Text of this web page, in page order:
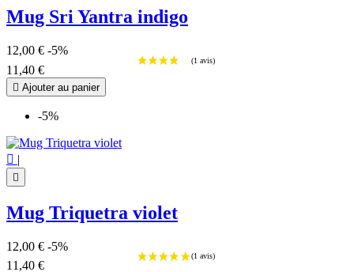
Mug Sri Yantra indigo
12,00 € -5%
11,40 €
 Ajouter au panier
-5%
 |

Mug Triquetra violet
12,00 € -5%
11,40 €